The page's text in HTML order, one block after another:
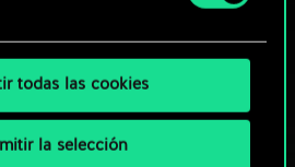
todas las cookies
la selección